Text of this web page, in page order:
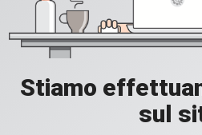
Stiamo
sul